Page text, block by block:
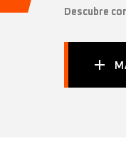
Descubre